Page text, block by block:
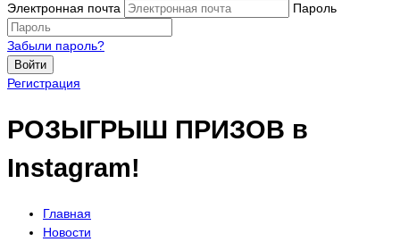
Электронная почта
Пароль
Забыли пароль?
Войти
Регистрация
РОЗЫГРЫШ ПРИЗОВ в
Instagram!
Главная
Новости